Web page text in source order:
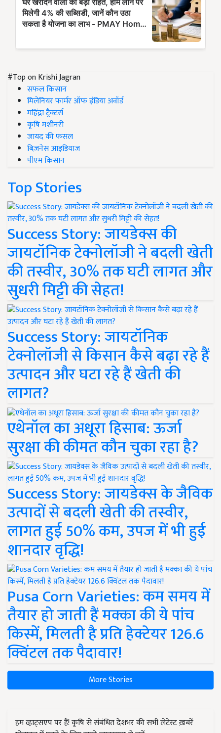
#Top on Krishi Jagran
सफल किसान
मिलेनियर फार्मर ऑफ इंडिया अवॉर्ड
महिंद्रा ट्रैक्टर्स
कृषि मशीनरी
जायद की फसल
बिज़नेस आइडियाज
पीएम किसान
Top Stories
Success Story: जायडेक्स की
जायटॉनिक टेक्नोलॉजी ने बदली खेती
की तस्वीर, 30% तक घटी लागत और
सुधरी मिट्टी की सेहत!
Success Story: जायटॉनिक
टेक्नोलॉजी से किसान कैसे बढ़ा रहे हैं
उत्पादन और घटा रहे हैं खेती की
लागत?
एथेनॉल का अधूरा हिसाब: ऊर्जा
सुरक्षा की कीमत कौन चुका रहा है?
Success Story: जायडेक्स के जैविक
उत्पादों से बदली खेती की तस्वीर,
लागत हुई 50% कम, उपज में भी हुई
शानदार वृद्धि!
Pusa Corn Varieties: कम समय में
तैयार हो जाती हैं मक्का की ये पांच
किस्में, मिलती है प्रति हेक्टेयर 126.6
क्विंटल तक पैदावार!
More Stories
हम व्हाट्सएप पर हैं! कृषि से संबंधित देशभर की सभी लेटेस्ट ख़बरें